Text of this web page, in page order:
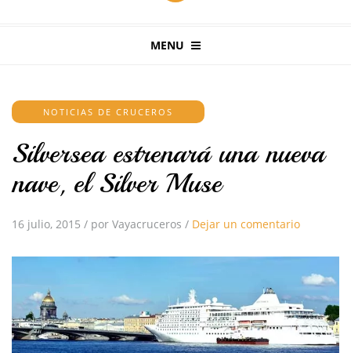
MENU
NOTICIAS DE CRUCEROS
Silversea estrenará una nueva
nave, el Silver Muse
16 julio, 2015 / por Vayacruceros / Dejar un comentario